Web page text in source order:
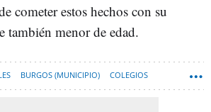
cometer estos hechos con su
también menor de edad.
BURGOS (MUNICIPIO) COLEGIOS